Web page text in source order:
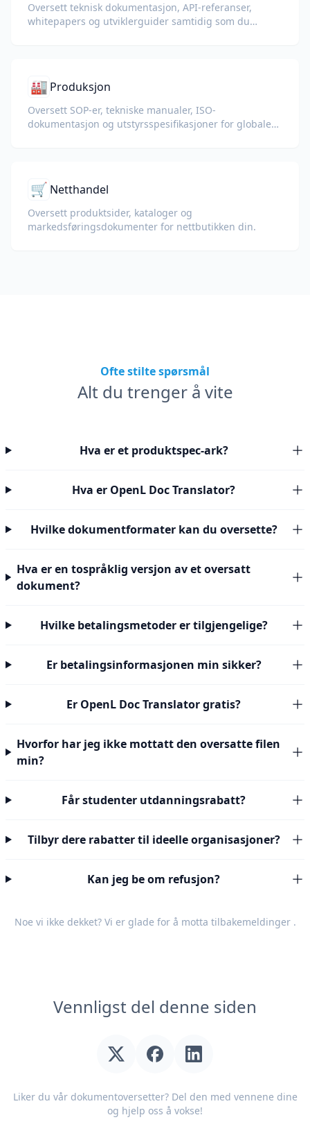
Oversett teknisk dokumentasjon, API-referanser,
whitepapers og utviklerguider samtidig som du
🏭 Produksjon
Oversett SOP-er, tekniske manualer, ISO-
dokumentasjon og utstyrsspesifikasjoner for globale
🛒 Netthandel
Oversett produktsider, kataloger og
markedsføringsdokumenter for nettbutikken din.
Ofte stilte spørsmål
Alt du trenger å vite
Hva er et produktspec-ark?
Hva er OpenL Doc Translator?
Hvilke dokumentformater kan du oversette?
Hva er en tospråklig versjon av et oversatt
dokument?
Hvilke betalingsmetoder er tilgjengelige?
Er betalingsinformasjonen min sikker?
Er OpenL Doc Translator gratis?
Hvorfor har jeg ikke mottatt den oversatte filen
min?
Får studenter utdanningsrabatt?
Tilbyr dere rabatter til ideelle organisasjoner?
Kan jeg be om refusjon?
Noe vi ikke dekket? Vi er glade for å motta tilbakemeldinger.
Vennligst del denne siden
Liker du vår dokumentoversetter? Del den med vennene dine
og hjelp oss å vokse!